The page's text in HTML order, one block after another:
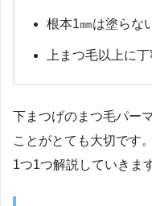
根本1㎜は塗らな
上まつ毛以上に丁
下まつげのまつ毛パー
ことがとても大切です。
1つ1つ解説していきま